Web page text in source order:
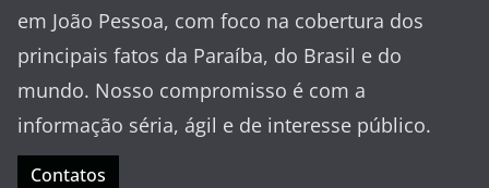
em João Pessoa, com foco na cobertura dos
principais fatos da Paraíba, do Brasil e do
mundo. Nosso compromisso é com a
informação séria, ágil e de interesse público.
Contatos